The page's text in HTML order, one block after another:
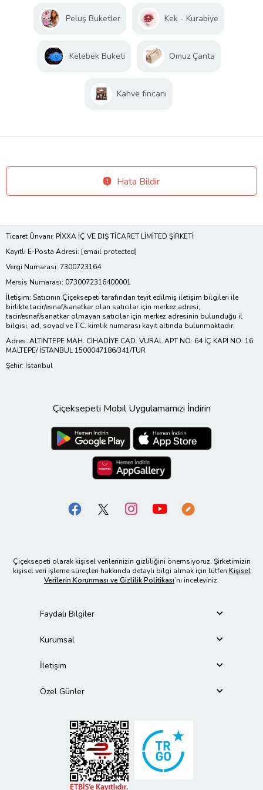
Peluş Buketler Kek - Kurabiye
Kelebek Buketi Omuz Çanta
Kahve fincanı
Hata Bildir
Ticaret Ünvanı: PİXXA İÇ VE DIŞ TİCARET LİMİTED ŞİRKETİ
Kayıtlı E-Posta Adresi: [email protected]
Vergi Numarası: 7300723164
Mersis Numarası: 0730072316400001
İletişim: Satıcının Çiçeksepeti tarafından teyit edilmiş iletişim bilgileri ile
birlikte tacir/esnaf/sanatkar olan satıcılar için merkez adresi;
tacir/esnaf/sanatkar olmayan satıcılar için merkez adresinin bulunduğu il
bilgisi, ad, soyad ve T.C. kimlik numarası kayıt altında bulunmaktadır.
Adres: ALTINTEPE MAH. CİHADİYE CAD. VURAL APT NO: 64 İÇ KAPI NO: 16
MALTEPE/ İSTANBUL 1500047186/341/TUR
Şehir: İstanbul
Çiçeksepeti Mobil Uygulamamızı İndirin
Çiçeksepeti olarak kişisel verilerinizin gizliliğini önemsiyoruz. Şirketimizin
kişisel veri işleme süreçleri hakkında detaylı bilgi almak için lütfen Kişisel
Verilerin Korunması ve Gizlilik Politikası’nı inceleyiniz.
Faydalı Bilgiler
Kurumsal
İletişim
Özel Günler